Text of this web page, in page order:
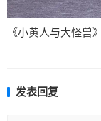
《小黄人与大怪兽
发表回复